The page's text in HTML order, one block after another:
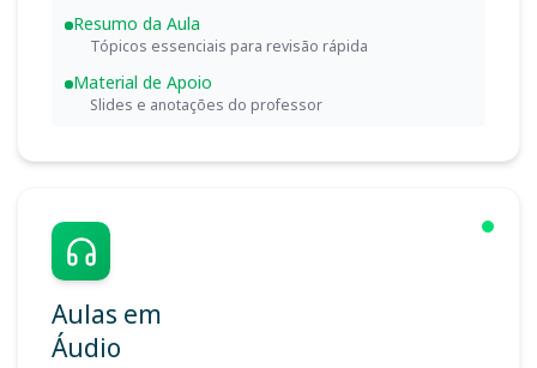
Resumo da Aula
Tópicos essenciais para revisão rápida
Material de Apoio
Slides e anotações do professor
Aulas em
Áudio